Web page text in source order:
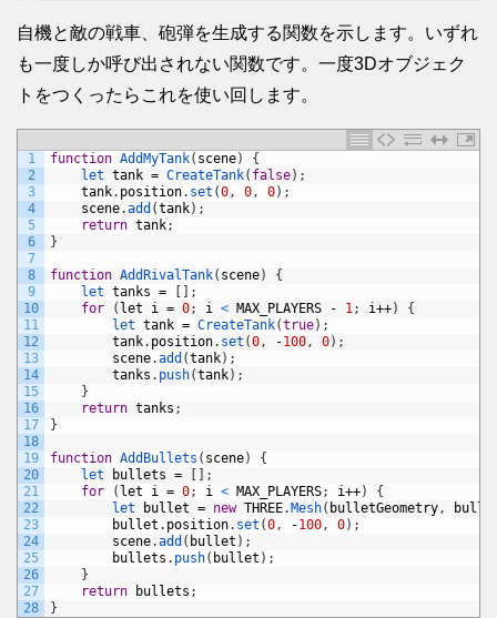
自機と敵の戦車、砲弾を生成する関数を示します。いずれ
も一度しか呼び出されない関数です。一度3Dオブジェク
トをつくったらこれを使い回します。
1
2
3
4
5
6
7
8
9
10
11
12
13
14
15
16
17
18
19
20
21
22
23
24
25
26
27
28
function AddMyTank( scene)
{
let tank = CreateTank( false) ;
tank. position. set (0, 0, 0) ;
scene.add (tank) ;
return tank;
}
function AddRivalTank( scene)
{
let tanks =
;
for
( let i = 0; i < MAX_PLAYERS - 1; i++)
{
let tank = CreateTank(true) ;
tank. position. set (0, -100, 0) ;
scene.add (tank) ;
tanks . push(tank) ;
}
return tanks ;
}
function AddBullets ( scene)
{
let
bullets =
;
for
( let i = 0; i < MAX_PLAYERS; i++)
{
let
bullet = new THREE. Mesh( bulletGeometry,
bullet . position. set (0, -100, 0) ;
scene.add ( bullet ) ;
bullets . push( bullet ) ;
}
return
bullets ;
}